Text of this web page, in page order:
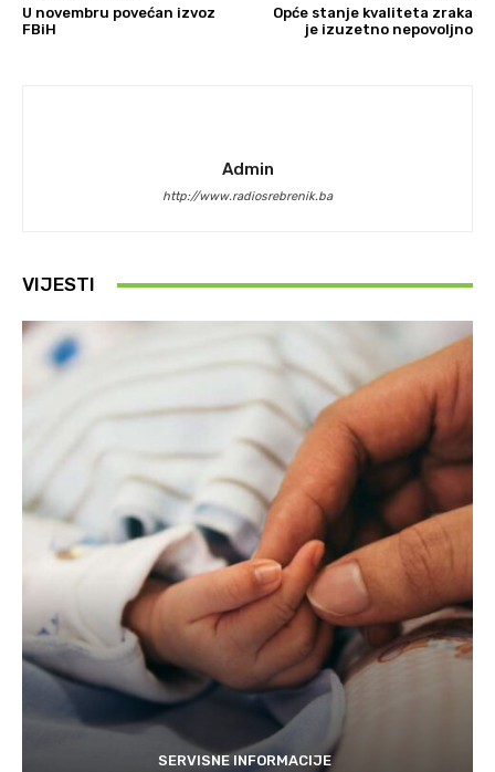
U novembru povećan izvoz
FBiH
Opće stanje kvaliteta zraka
je izuzetno nepovoljno
Admin
http://www.radiosrebrenik.ba
VIJESTI
SERVISNE INFORMACIJE